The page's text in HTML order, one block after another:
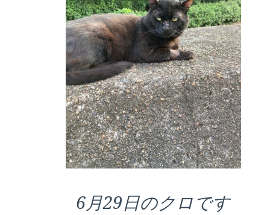
6月29日のクロです